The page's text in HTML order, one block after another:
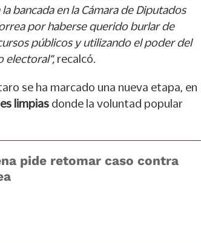
bancada en la Cámara de Diputados
por haberse querido burlar de
públicos y utilizando el poder del
electoral”, recalcó.
se ha marcado una nueva etapa, en
limpias donde la voluntad popular
pide retomar caso contra